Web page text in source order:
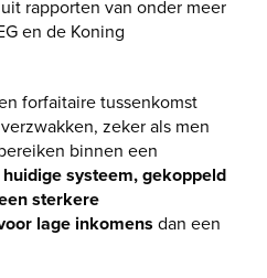
rapporten van onder meer
en de Koning
forfaitaire tussenkomst
zeker als men
binnen een
systeem, gekoppeld
sterkere
lage inkomens dan een